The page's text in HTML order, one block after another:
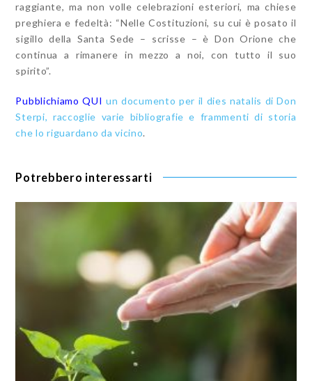
raggiante, ma non volle celebrazioni esteriori, ma chiese
preghiera e fedeltà: “Nelle Costituzioni, su cui è posato il
sigillo della Santa Sede – scrisse – è Don Orione che
continua a rimanere in mezzo a noi, con tutto il suo
spirito”.
Pubblichiamo QUI un documento per il dies natalis di Don
Sterpi, raccoglie varie bibliografie e frammenti di storia
che lo riguardano da vicino.
Potrebbero interessarti